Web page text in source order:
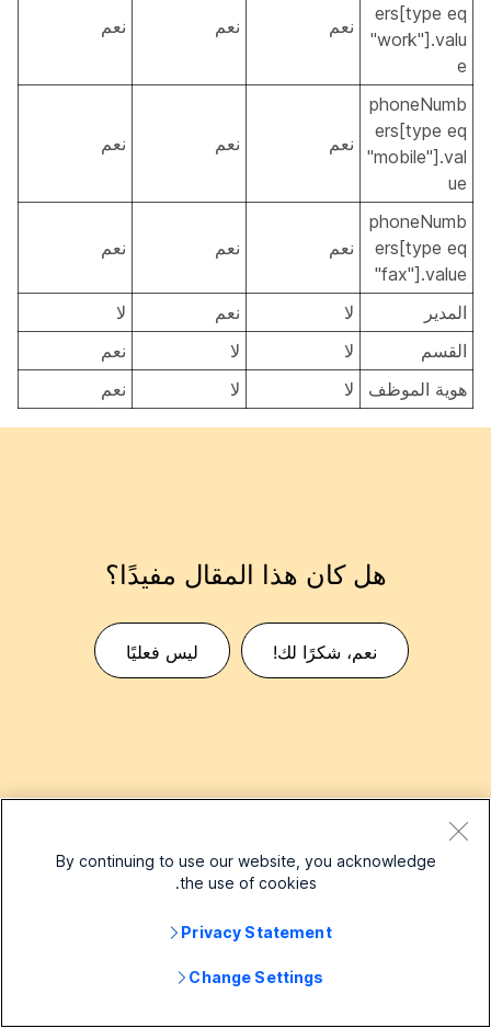
ers[type eq
"work"].valu
e
نعم نعم نعم
phoneNumb
ers[type eq
"mobile"].val
ue
نعم نعم نعم
phoneNumb
ers[type eq
"fax"].value
نعم نعم نعم
المدير لا نعم
لا
القسم
لا لا
نعم
هوية الموظف
لا لا نعم
هل كان هذا المقال مفيدًا؟
نعم، شكرًا لك! ليس فعليًا
By continuing to use our website, you acknowledge
the use of cookies.
Privacy Statement
Change Settings